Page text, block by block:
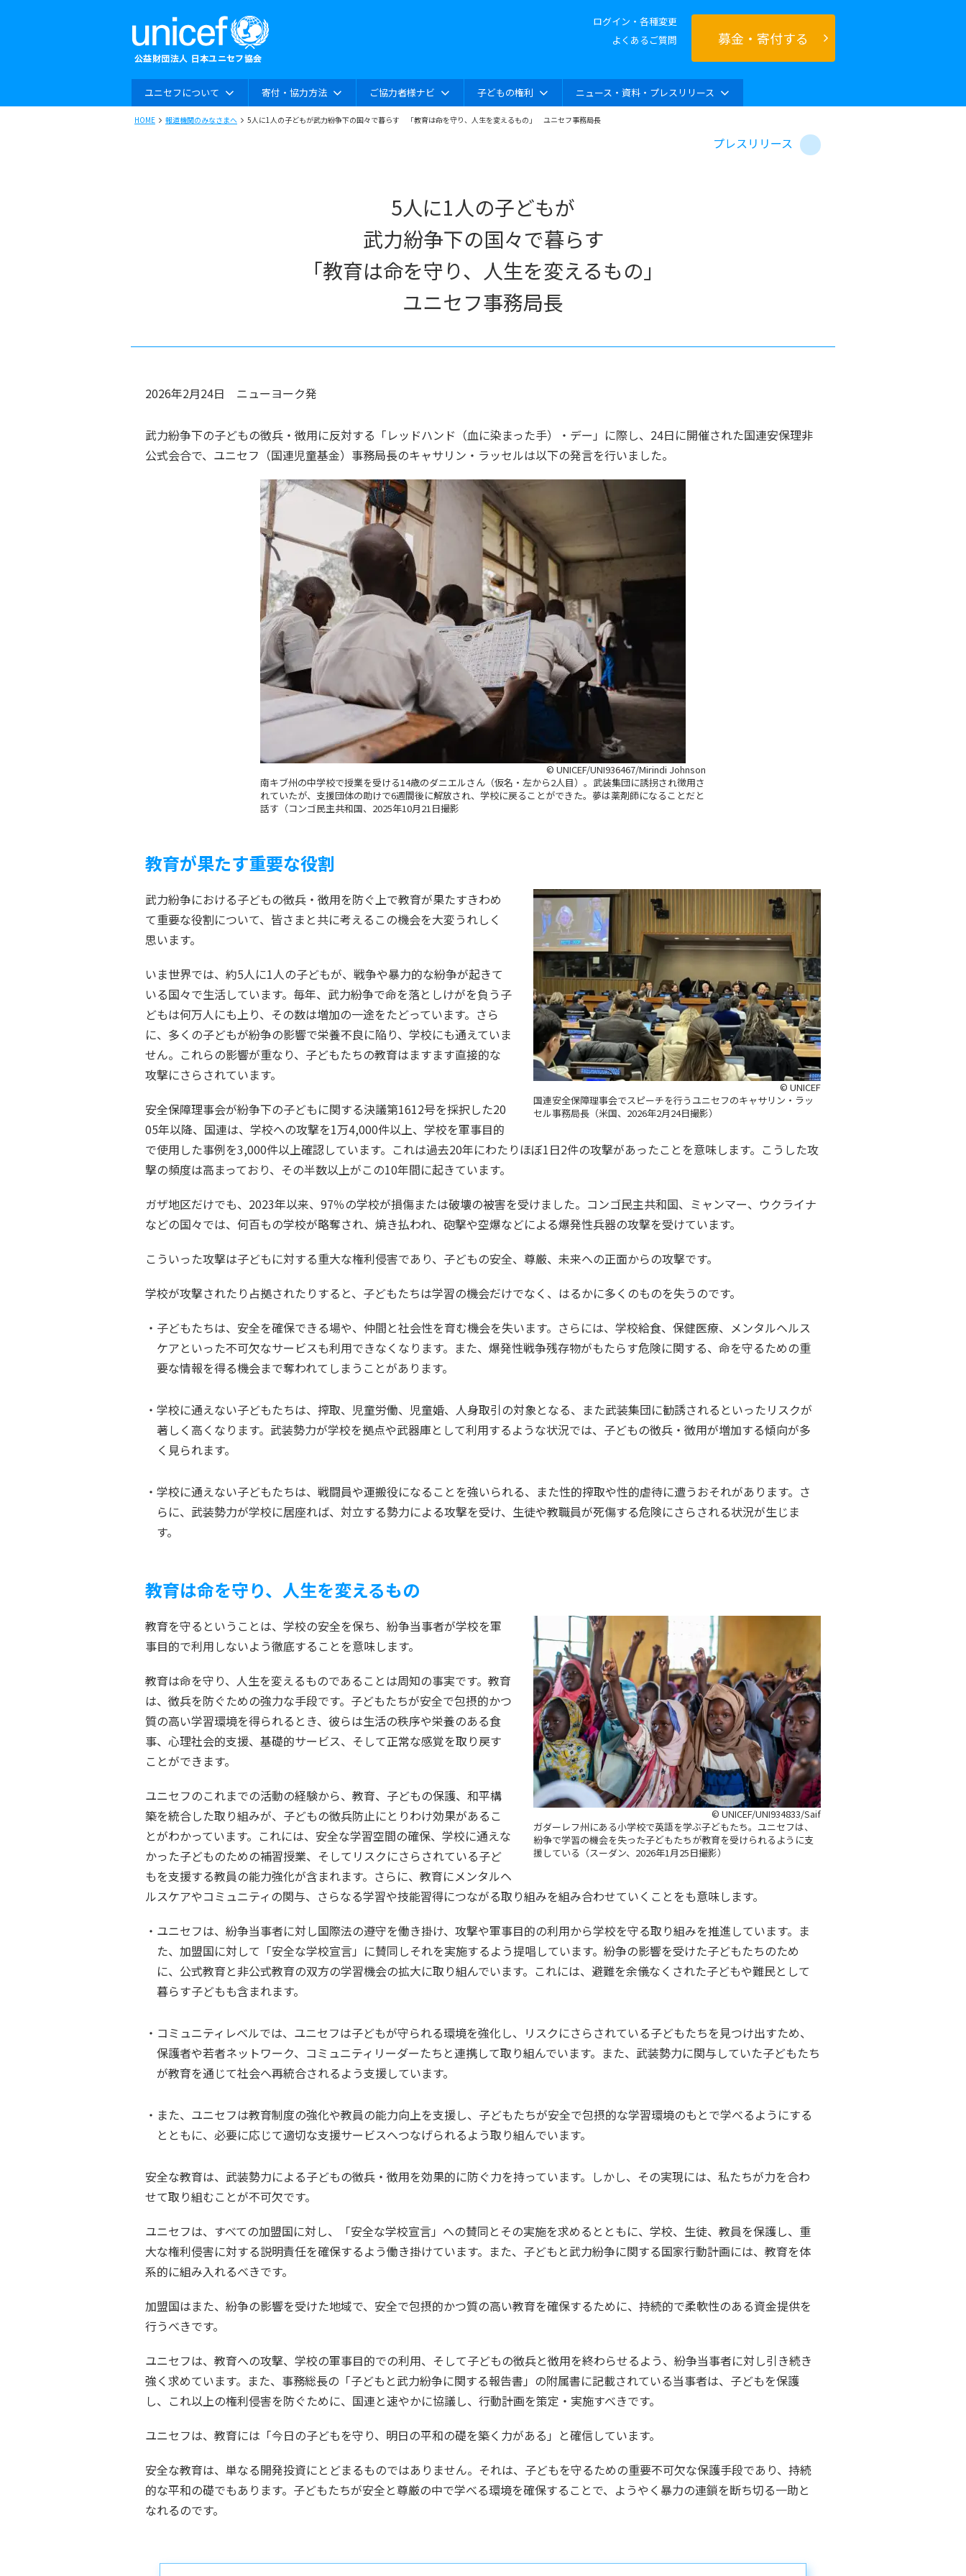
ログイン・各種変更
よくあるご質問
募金・寄付する
ユニセフについて 寄付・協力方法 ご協力者様ナビ 子どもの権利 ニュース・資料・プレスリリース
HOME 報道機関のみなさまへ 5人に1人の子どもが武力紛争下の国々で暮らす 「教育は命を守り、人生を変えるもの」 ユニセフ事務局長
プレスリリース
5人に1人の子どもが
武力紛争下の国々で暮らす
「教育は命を守り、人生を変えるもの」
ユニセフ事務局長
2026年2月24日 ニューヨーク発
武力紛争下の子どもの徴兵・徴用に反対する「レッドハンド（血に染まった手）・デー」に際し、24日に開催された国連安保理非
公式会合で、ユニセフ（国連児童基金）事務局長のキャサリン・ラッセルは以下の発言を行いました。
© UNICEF/UNI936467/Mirindi Johnson
南キブ州の中学校で授業を受ける14歳のダニエルさん（仮名・左から2人目）。武装集団に誘拐され徴用さ
れていたが、支援団体の助けで6週間後に解放され、学校に戻ることができた。夢は薬剤師になることだと
話す（コンゴ民主共和国、2025年10月21日撮影
教育が果たす重要な役割
© UNICEF
国連安全保障理事会でスピーチを行うユニセフのキャサリン・ラッ
セル事務局長（米国、2026年2月24日撮影）
武力紛争における子どもの徴兵・徴用を防ぐ上で教育が果たすきわめ
て重要な役割について、皆さまと共に考えるこの機会を大変うれしく
思います。
いま世界では、約5人に1人の子どもが、戦争や暴力的な紛争が起きて
いる国々で生活しています。毎年、武力紛争で命を落としけがを負う子
どもは何万人にも上り、その数は増加の一途をたどっています。さら
に、多くの子どもが紛争の影響で栄養不良に陥り、学校にも通えていま
せん。これらの影響が重なり、子どもたちの教育はますます直接的な
攻撃にさらされています。
安全保障理事会が紛争下の子どもに関する決議第1612号を採択した20
05年以降、国連は、学校への攻撃を1万4,000件以上、学校を軍事目的
で使用した事例を3,000件以上確認しています。これは過去20年にわたりほぼ1日2件の攻撃があったことを意味します。こうした攻
撃の頻度は高まっており、その半数以上がこの10年間に起きています。
ガザ地区だけでも、2023年以来、97％の学校が損傷または破壊の被害を受けました。コンゴ民主共和国、ミャンマー、ウクライナ
などの国々では、何百もの学校が略奪され、焼き払われ、砲撃や空爆などによる爆発性兵器の攻撃を受けています。
こういった攻撃は子どもに対する重大な権利侵害であり、子どもの安全、尊厳、未来への正面からの攻撃です。
学校が攻撃されたり占拠されたりすると、子どもたちは学習の機会だけでなく、はるかに多くのものを失うのです。
子どもたちは、安全を確保できる場や、仲間と社会性を育む機会を失います。さらには、学校給食、保健医療、メンタルヘルス
ケアといった不可欠なサービスも利用できなくなります。また、爆発性戦争残存物がもたらす危険に関する、命を守るための重
要な情報を得る機会まで奪われてしまうことがあります。
学校に通えない子どもたちは、搾取、児童労働、児童婚、人身取引の対象となる、また武装集団に勧誘されるといったリスクが
著しく高くなります。武装勢力が学校を拠点や武器庫として利用するような状況では、子どもの徴兵・徴用が増加する傾向が多
く見られます。
学校に通えない子どもたちは、戦闘員や運搬役になることを強いられる、また性的搾取や性的虐待に遭うおそれがあります。さ
らに、武装勢力が学校に居座れば、対立する勢力による攻撃を受け、生徒や教職員が死傷する危険にさらされる状況が生じま
す。
教育は命を守り、人生を変えるもの
© UNICEF/UNI934833/Saif
ガダーレフ州にある小学校で英語を学ぶ子どもたち。ユニセフは、
紛争で学習の機会を失った子どもたちが教育を受けられるように支
援している（スーダン、2026年1月25日撮影）
教育を守るということは、学校の安全を保ち、紛争当事者が学校を軍
事目的で利用しないよう徹底することを意味します。
教育は命を守り、人生を変えるものであることは周知の事実です。教育
は、徴兵を防ぐための強力な手段です。子どもたちが安全で包摂的かつ
質の高い学習環境を得られるとき、彼らは生活の秩序や栄養のある食
事、心理社会的支援、基礎的サービス、そして正常な感覚を取り戻す
ことができます。
ユニセフのこれまでの活動の経験から、教育、子どもの保護、和平構
築を統合した取り組みが、子どもの徴兵防止にとりわけ効果があるこ
とがわかっています。これには、安全な学習空間の確保、学校に通えな
かった子どものための補習授業、そしてリスクにさらされている子ど
もを支援する教員の能力強化が含まれます。さらに、教育にメンタルヘ
ルスケアやコミュニティの関与、さらなる学習や技能習得につながる取り組みを組み合わせていくことをも意味します。
ユニセフは、紛争当事者に対し国際法の遵守を働き掛け、攻撃や軍事目的の利用から学校を守る取り組みを推進しています。ま
た、加盟国に対して「安全な学校宣言」に賛同しそれを実施するよう提唱しています。紛争の影響を受けた子どもたちのため
に、公式教育と非公式教育の双方の学習機会の拡大に取り組んでいます。これには、避難を余儀なくされた子どもや難民として
暮らす子どもも含まれます。
コミュニティレベルでは、ユニセフは子どもが守られる環境を強化し、リスクにさらされている子どもたちを見つけ出すため、
保護者や若者ネットワーク、コミュニティリーダーたちと連携して取り組んでいます。また、武装勢力に関与していた子どもたち
が教育を通じて社会へ再統合されるよう支援しています。
また、ユニセフは教育制度の強化や教員の能力向上を支援し、子どもたちが安全で包摂的な学習環境のもとで学べるようにする
とともに、必要に応じて適切な支援サービスへつなげられるよう取り組んでいます。
安全な教育は、武装勢力による子どもの徴兵・徴用を効果的に防ぐ力を持っています。しかし、その実現には、私たちが力を合わ
せて取り組むことが不可欠です。
ユニセフは、すべての加盟国に対し、「安全な学校宣言」への賛同とその実施を求めるとともに、学校、生徒、教員を保護し、重
大な権利侵害に対する説明責任を確保するよう働き掛けています。また、子どもと武力紛争に関する国家行動計画には、教育を体
系的に組み入れるべきです。
加盟国はまた、紛争の影響を受けた地域で、安全で包摂的かつ質の高い教育を確保するために、持続的で柔軟性のある資金提供を
行うべきです。
ユニセフは、教育への攻撃、学校の軍事目的での利用、そして子どもの徴兵と徴用を終わらせるよう、紛争当事者に対し引き続き
強く求めています。また、事務総長の「子どもと武力紛争に関する報告書」の附属書に記載されている当事者は、子どもを保護
し、これ以上の権利侵害を防ぐために、国連と速やかに協議し、行動計画を策定・実施すべきです。
ユニセフは、教育には「今日の子どもを守り、明日の平和の礎を築く力がある」と確信しています。
安全な教育は、単なる開発投資にとどまるものではありません。それは、子どもを守るための重要不可欠な保護手段であり、持続
的な平和の礎でもあります。子どもたちが安全と尊厳の中で学べる環境を確保することで、ようやく暴力の連鎖を断ち切る一助と
なれるのです。